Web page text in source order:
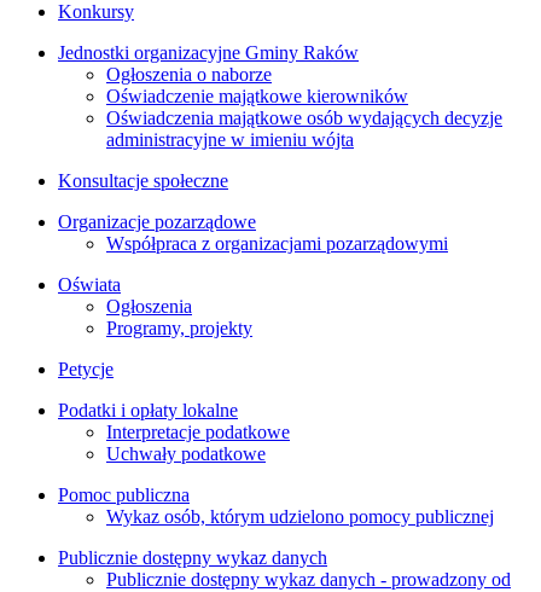
Konkursy
Jednostki organizacyjne Gminy Raków
Ogłoszenia o naborze
Oświadczenie majątkowe kierowników
Oświadczenia majątkowe osób wydających decyzje
administracyjne w imieniu wójta
Konsultacje społeczne
Organizacje pozarządowe
Współpraca z organizacjami pozarządowymi
Oświata
Ogłoszenia
Programy, projekty
Petycje
Podatki i opłaty lokalne
Interpretacje podatkowe
Uchwały podatkowe
Pomoc publiczna
Wykaz osób, którym udzielono pomocy publicznej
Publicznie dostępny wykaz danych
Publicznie dostępny wykaz danych - prowadzony od